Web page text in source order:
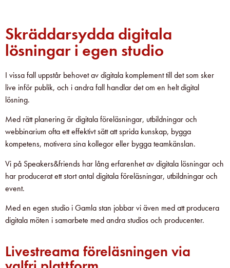
Skräddarsydda digitala
lösningar i egen studio
I vissa fall uppstår behovet av digitala komplement till det som sker
live inför publik, och i andra fall handlar det om en helt digital
lösning.
Med rätt planering är digitala föreläsningar, utbildningar och
webbinarium ofta ett effektivt sätt att sprida kunskap, bygga
kompetens, motivera sina kollegor eller bygga teamkänslan.
Vi på Speakers&friends har lång erfarenhet av digitala lösningar och
har producerat ett stort antal digitala föreläsningar, utbildningar och
event.
Med en egen studio i Gamla stan jobbar vi även med att producera
digitala möten i samarbete med andra studios och producenter.
Livestreama föreläsningen via